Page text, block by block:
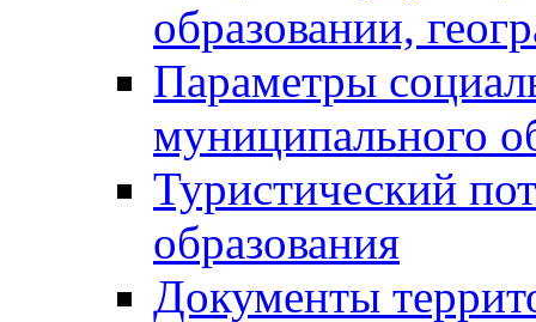
образовании,
Параметры
муниципального
Туристический
образования
Документы